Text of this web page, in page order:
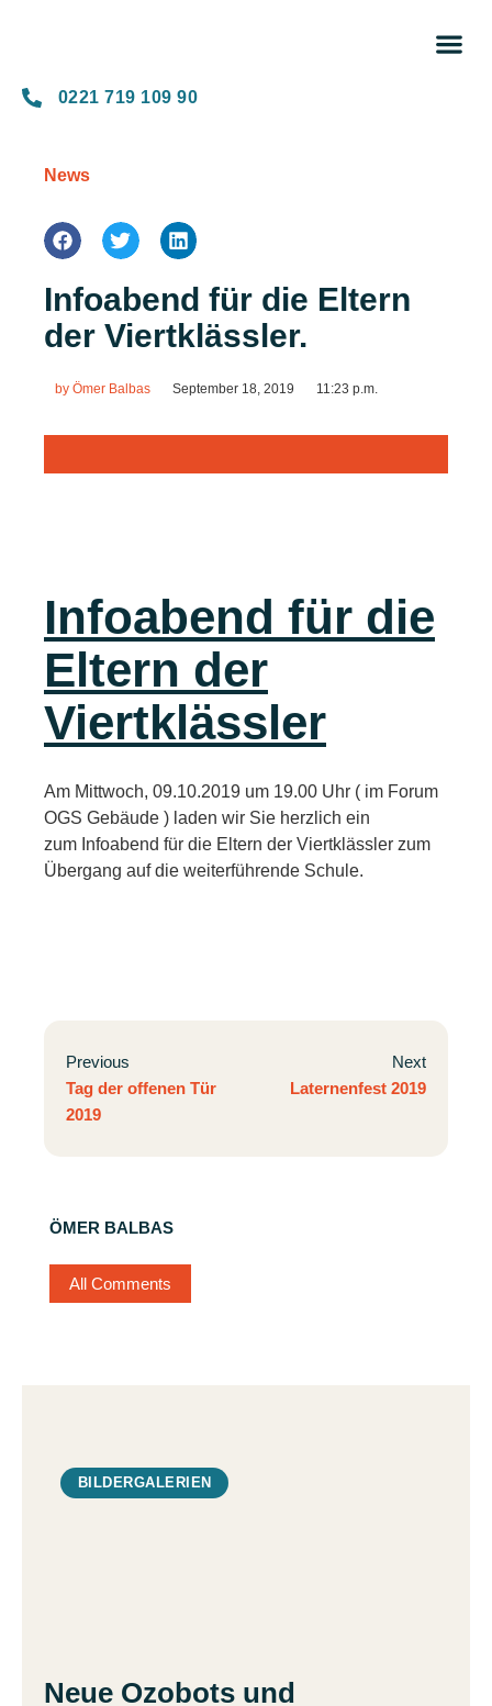
0221 719 109 90
News
Infoabend für die Eltern
der Viertklässler.
by Ömer Balbas September 18, 2019 11:23 p.m.
Infoabend für die
Eltern der
Viertklässler
Am Mittwoch, 09.10.2019 um 19.00 Uhr ( im Forum
OGS Gebäude ) laden wir Sie herzlich ein
zum Infoabend für die Eltern der Viertklässler zum
Übergang auf die weiterführende Schule.
Previous
Tag der offenen Tür
2019
Next
Laternenfest 2019
ÖMER BALBAS
All Comments
BILDERGALERIEN
Neue Ozobots und